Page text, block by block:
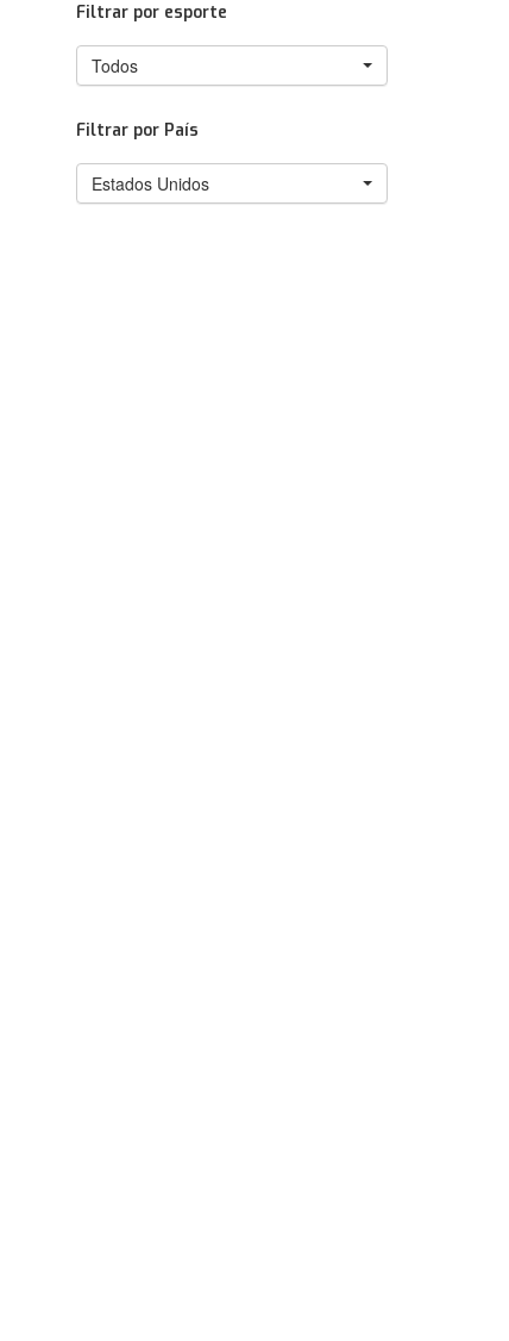
Filtrar por esporte
Todos
Filtrar por País
Estados Unidos